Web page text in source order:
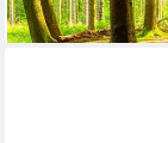
lieferbar - in 3-4